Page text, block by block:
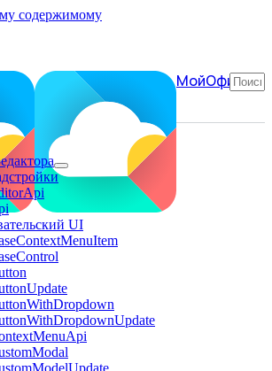
содержимому
МойОфис
UI